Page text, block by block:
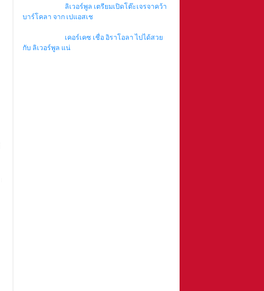
ลิเวอร์พูล เตรียมเปิดโต๊ะเจรจาคว้า
บาร์โคลา จาก เปแอสเช
เคอร์เคซ เชื่อ อิราโอลา ไปได้สวย
กับ ลิเวอร์พูล แน่